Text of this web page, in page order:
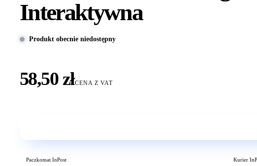
Interaktywna
Produkt obecnie niedostępny
58,50 złCENA Z VAT
Paczkomat InPost Kurier